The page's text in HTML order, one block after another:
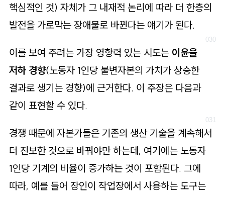
핵심적인 것) 자체가 그 내재적 논리에 따라 더 한층의
발전을 가로막는 장애물로 바뀐다는 얘기가 된다.
이를 보여 주려는 가장 영향력 있는 시도는 이윤율
저하 경향(노동자 1인당 불변자본의 가치가 상승한
결과로 생기는 경향)에 근거한다. 이 주장은 다음과
같이 표현할 수 있다.
경쟁 때문에 자본가들은 기존의 생산 기술을 계속해서
더 진보한 것으로 바꿔야만 하는데, 여기에는 노동자
1인당 기계의 비율이 증가하는 것이 포함된다. 그에
따라, 예를 들어 장인이 작업장에서 사용하는 도구는